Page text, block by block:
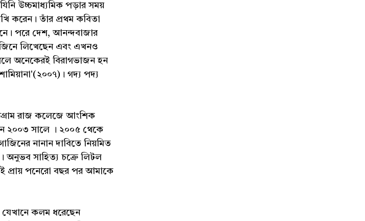
উচ্চমাধ্যমিক পড়ার সময়
করেন। তাঁর প্রথম কবিতা
পরে দেশ, আনন্দবাজার
লিখেছেন এবং এখনও
অনেকেরই বিরাগভাজন হন
গদ্য পদ্য
রাজ কলেজে আংশিক
২০০৩ সালে । ২০০৫ থেকে
নানান দাবিতে নিয়মিত
অনুভব সাহিত্য চক্রে লিটল
প্রায় পনেরো বছর পর আমাকে
যেখানে কলম ধরেছেন